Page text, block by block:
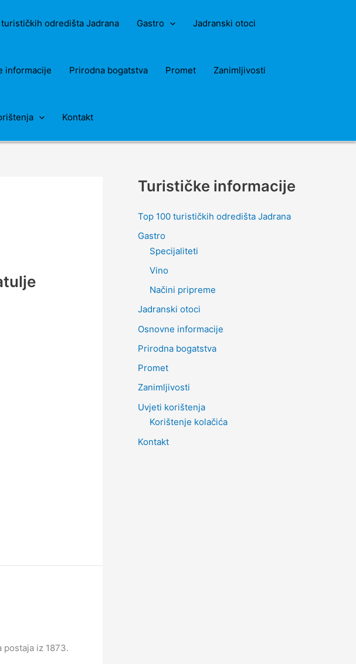
turističkih odredišta Jadrana Gastro Jadranski otoci
informacije Prirodna bogatstva Promet Zanimljivosti
Kontakt
postaja iz 1873.
Turističke informacije
Top 100 turističkih odredišta Jadrana
Gastro
Specijaliteti
Vino
Načini pripreme
Jadranski otoci
Osnovne informacije
Prirodna bogatstva
Promet
Zanimljivosti
Uvjeti korištenja
Korištenje kolačića
Kontakt